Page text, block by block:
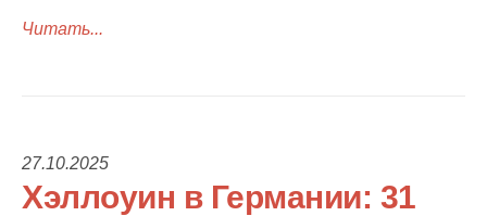
Читать...
27.10.2025
Хэллоуин в Германии: 31